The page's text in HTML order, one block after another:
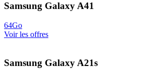
Samsung Galaxy A41
64Go
Voir les offres
Samsung Galaxy A21s